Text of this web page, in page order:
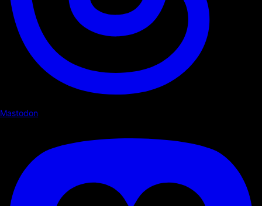
Mastodon